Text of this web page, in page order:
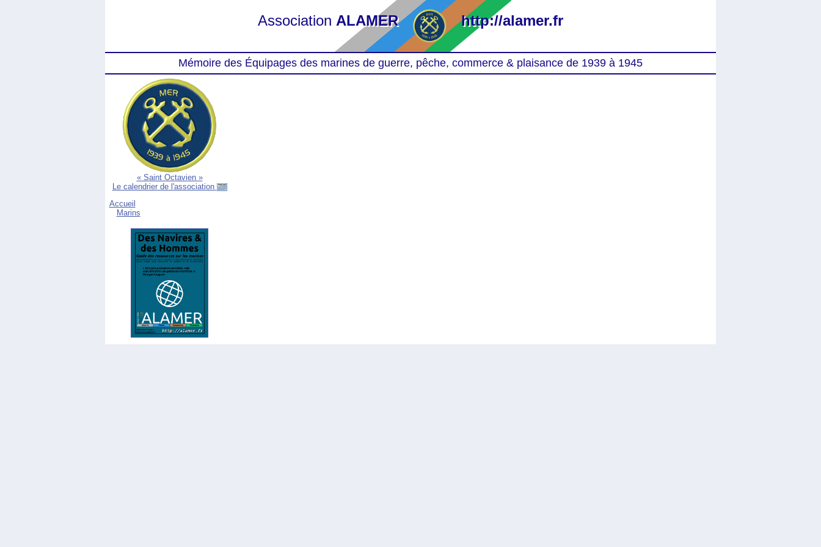
Association ALAMER http://alamer.fr
Mémoire des Équipages des marines de guerre, pêche, commerce & plaisance de 1939 à 1945
« Saint Octavien »
Le calendrier de l'association
Accueil
Marins